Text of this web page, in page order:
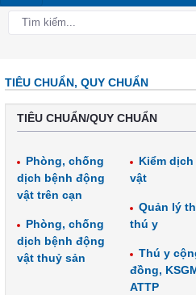
TIÊU CHUẨN, QUY CHUẨN
TIÊU CHUẨN/QUY CHUẨN
Phòng, chống
dịch bệnh động
vật trên cạn
Phòng, chống
dịch bệnh động
vật thuỷ sản
Kiểm
vật
Quản lý
thú y
Thú y
đồng,
ATTP